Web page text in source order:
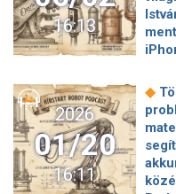
PLAYLIST
MI AZ A ROBOT
16:13
az
A
2026
01/20
16:11
◆